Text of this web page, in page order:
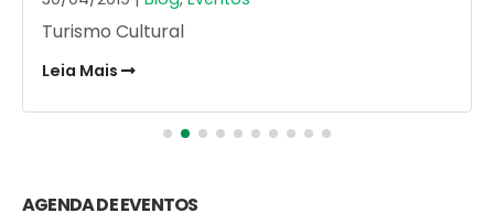
Turismo Cultural
Leia Mais
AGENDA DE EVENTOS